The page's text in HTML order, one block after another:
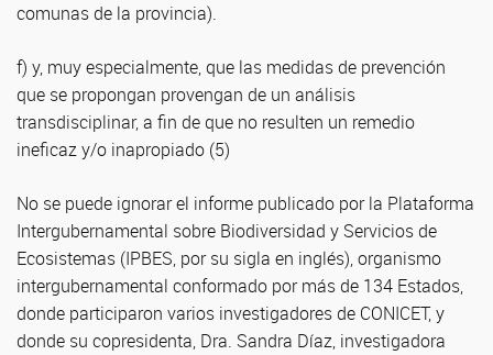
comunas de la provincia).
f) y, muy especialmente, que las medidas de prevención
que se propongan provengan de un análisis
transdisciplinar, a fin de que no resulten un remedio
ineficaz y/o inapropiado (5)
No se puede ignorar el informe publicado por la Plataforma
Intergubernamental sobre Biodiversidad y Servicios de
Ecosistemas (IPBES, por su sigla en inglés), organismo
intergubernamental conformado por más de 134 Estados,
donde participaron varios investigadores de CONICET, y
donde su copresidenta, Dra. Sandra Díaz, investigadora